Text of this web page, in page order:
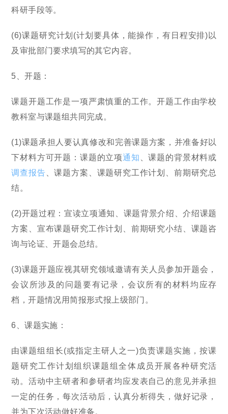
科研手段等。
(6)课题研究计划(计划要具体，能操作，有日程安排)以
及审批部门要求填写的其它内容。
5、开题：
课题开题工作是一项严肃慎重的工作。开题工作由学校
教科室与课题组共同完成。
(1)课题承担人要认真修改和完善课题方案，并准备好以
下材料方可开题：课题的立项通知 、课题的背景材料或
调查报告 、课题方案、课题研究工作计划、前期研究总
结。
(2)开题过程：宣读立项通知、课题背景介绍、介绍课题
方案、宣布课题研究工作计划、前期研究小结、课题咨
询与论证、开题会总结。
(3)课题开题应视其研究领域邀请有关人员参加开题会，
会议所涉及的问题要有记录，会议所有的材料均应存
档，开题情况用简报形式报上级部门。
6、课题实施：
由课题组组长(或指定主研人之一)负责课题实施，按课
题研究工作计划组织课题组全体成员开展各种研究活
动。活动中主研者和参研者均应发表自己的意见并承担
一定的任务，每次活动后，认真分析得失，做好记录，
并为下次活动做好准备。